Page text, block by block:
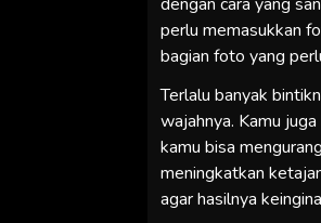
perlu memasukkan
bagian foto yang
Terlalu banyak
wajahnya. Kamu
kamu bisa
meningkatkan
agar hasilnya